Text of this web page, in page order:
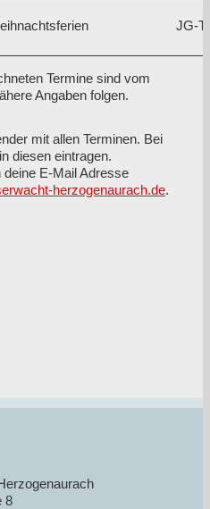
JG-
Termine sind vom
Angaben folgen.
mit allen Terminen. Bei
diesen eintragen.
E-Mail Adresse
herzogenaurach.de.
8